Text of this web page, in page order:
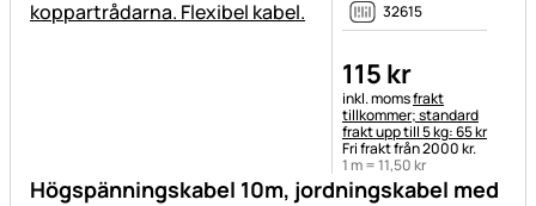
Högspänningskabel 10m, jordningskabel med
32615
115 kr
Skatteinformation:
inkl. momsfrakt
tillkommer; standard
frakt upp till 5 kg: 65 kr
Fri frakt från 2000 kr.
1 m =11,50kr